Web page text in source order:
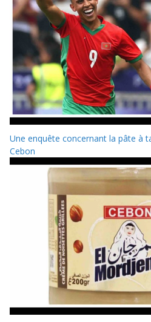
Une enquête concernant la pâte à
Cebon